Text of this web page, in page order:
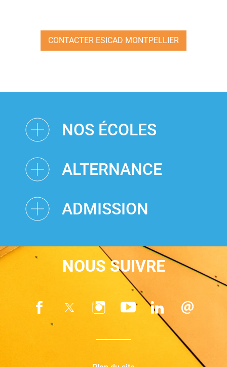
CONTACTER ESICAD MONTPELLIER
NOS ÉCOLES
ALTERNANCE
ADMISSION
NOUS SUIVRE